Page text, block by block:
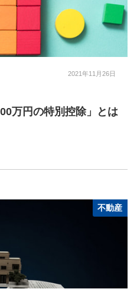
2021年11月26日
万円の特別控除」とは
不動産